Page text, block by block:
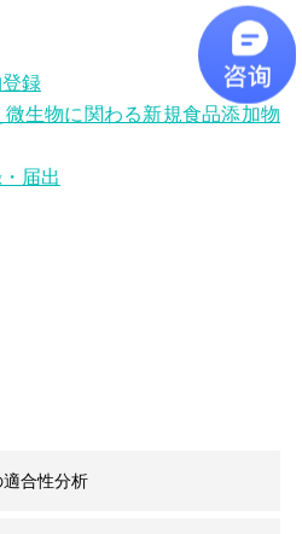
録
生物に関わる新規食品添加物
届出
合性分析